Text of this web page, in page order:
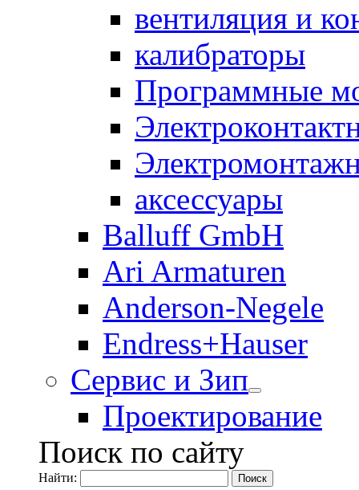
вентиляция и
калибраторы
Программные
аксессуары
Balluff GmbH
Ari Armaturen
Anderson-Negele
Endress+Hauser
Сервис и Зип
Проектирование
Поиск по сайту
Найти: